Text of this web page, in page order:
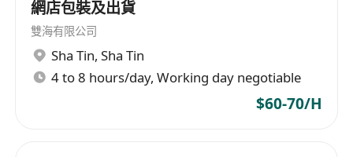
網店包裝及出貨
雙海有限公司
Sha Tin, Sha Tin
4 to 8 hours/day, Working day negotiable
$60-70/H